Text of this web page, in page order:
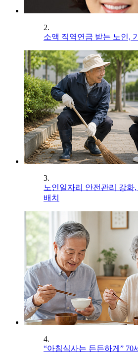
2.
소액 직역연금 받는 노인,
3.
노인일자리 안전관리 강화
배치
4.
“아침식사는 든든하게” 70